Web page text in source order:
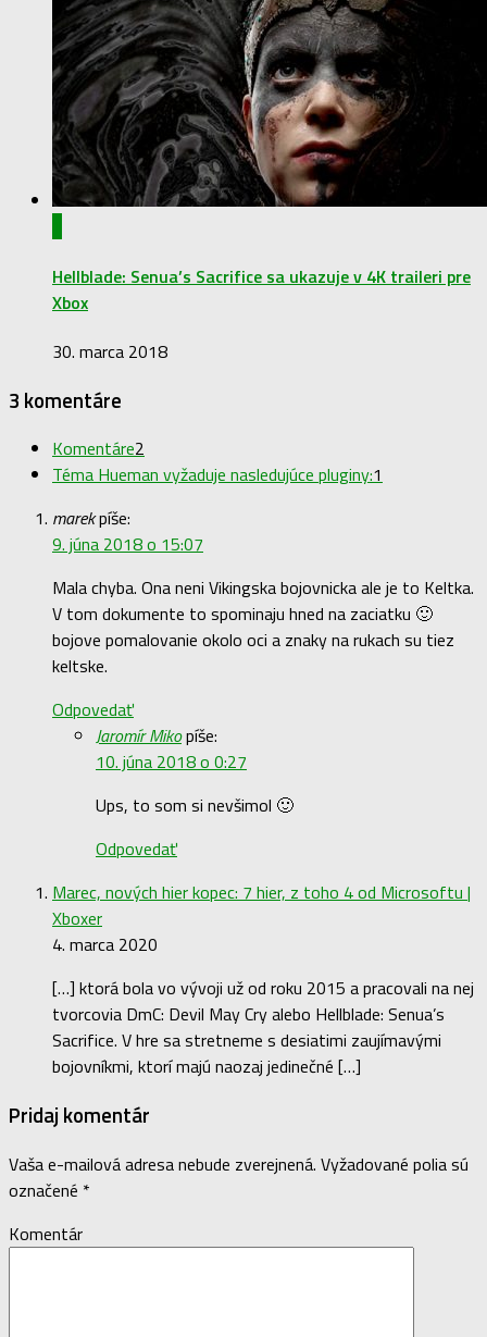
Hellblade: Senua’s Sacrifice sa ukazuje v 4K traileri pre
Xbox
30. marca 2018
3 komentáre
Komentáre2
Téma Hueman vyžaduje nasledujúce pluginy:1
marekpíše:
9. júna 2018 o 15:07
Mala chyba. Ona neni Vikingska bojovnicka ale je to Keltka.
V tom dokumente to spominaju hned na zaciatku 🙂
bojove pomalovanie okolo oci a znaky na rukach su tiez
keltske.
Odpovedať
Jaromír Mikopíše:
10. júna 2018 o 0:27
Ups, to som si nevšimol 🙂
Odpovedať
Marec, nových hier kopec: 7 hier, z toho 4 od Microsoftu |
Xboxer
4. marca 2020
[…] ktorá bola vo vývoji už od roku 2015 a pracovali na nej
tvorcovia DmC: Devil May Cry alebo Hellblade: Senua’s
Sacrifice. V hre sa stretneme s desiatimi zaujímavými
bojovníkmi, ktorí majú naozaj jedinečné […]
Pridaj komentár
Vaša e-mailová adresa nebude zverejnená. Vyžadované polia sú
označené *
Komentár